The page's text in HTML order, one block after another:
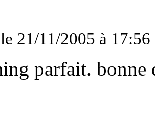
le 21/11/2005 à 17:56
parfait.